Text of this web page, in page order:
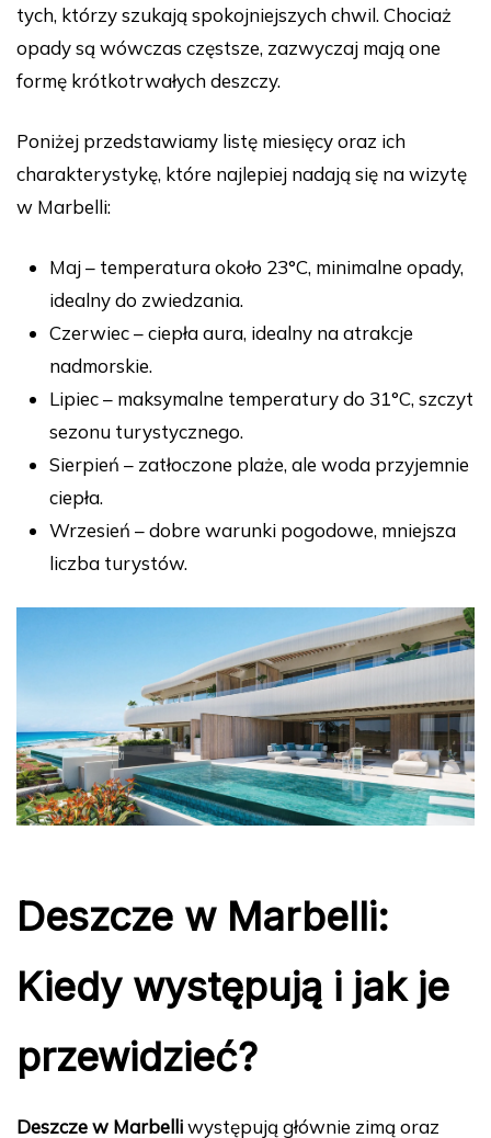
tych, którzy szukają spokojniejszych chwil. Chociaż
opady są wówczas częstsze, zazwyczaj mają one
formę krótkotrwałych deszczy.
Poniżej przedstawiamy listę miesięcy oraz ich
charakterystykę, które najlepiej nadają się na wizytę
w Marbelli:
Maj – temperatura około 23°C, minimalne opady,
idealny do zwiedzania.
Czerwiec – ciepła aura, idealny na atrakcje
nadmorskie.
Lipiec – maksymalne temperatury do 31°C, szczyt
sezonu turystycznego.
Sierpień – zatłoczone plaże, ale woda przyjemnie
ciepła.
Wrzesień – dobre warunki pogodowe, mniejsza
liczba turystów.
Deszcze w Marbelli:
Kiedy występują i jak je
przewidzieć?
Deszcze w Marbelliwystępują głównie zimą oraz